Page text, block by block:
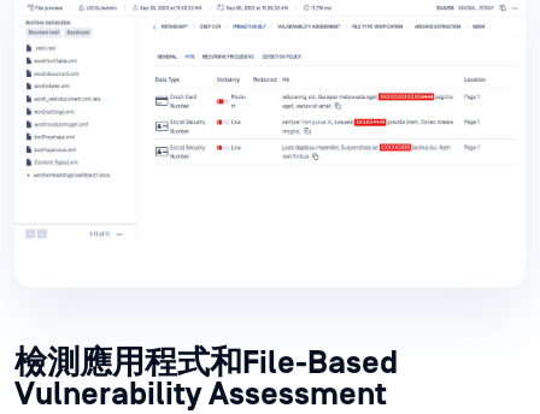
檢測應用程式和File-Based
Vulnerability Assessment